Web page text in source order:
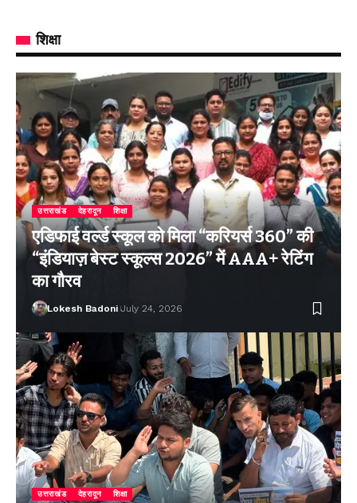
शिक्षा
उत्तराखंड देहरादून शिक्षा
एडिफाई वर्ल्ड स्कूल को मिला “करियर्स 360” की
“इंडियाज़ बेस्ट स्कूल्स 2026” में AAA+ रेटिंग
का गौरव
Lokesh Badoni July 24, 2026
उत्तराखंड देहरादून शिक्षा